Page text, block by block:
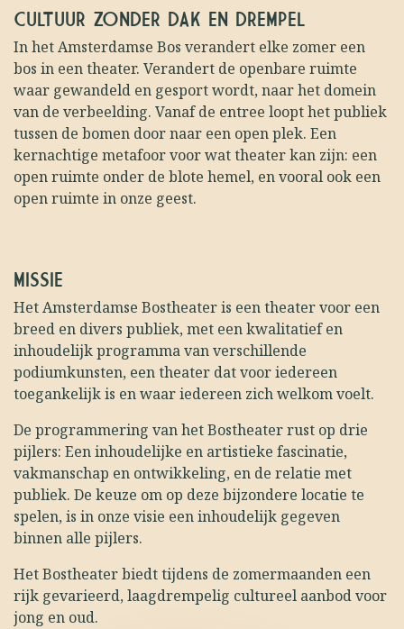
CULTUUR ZONDER DAK EN DREMPEL
In het Amsterdamse Bos verandert elke zomer een
bos in een theater. Verandert de openbare ruimte
waar gewandeld en gesport wordt, naar het domein
van de verbeelding. Vanaf de entree loopt het publiek
tussen de bomen door naar een open plek. Een
kernachtige metafoor voor wat theater kan zijn: een
open ruimte onder de blote hemel, en vooral ook een
open ruimte in onze geest.
MISSIE
Het Amsterdamse Bostheater is een theater voor een
breed en divers publiek, met een kwalitatief en
inhoudelijk programma van verschillende
podiumkunsten, een theater dat voor iedereen
toegankelijk is en waar iedereen zich welkom voelt.
De programmering van het Bostheater rust op drie
pijlers: Een inhoudelijke en artistieke fascinatie,
vakmanschap en ontwikkeling, en de relatie met
publiek. De keuze om op deze bijzondere locatie te
spelen, is in onze visie een inhoudelijk gegeven
binnen alle pijlers.
Het Bostheater biedt tijdens de zomermaanden een
rijk gevarieerd, laagdrempelig cultureel aanbod voor
jong en oud.